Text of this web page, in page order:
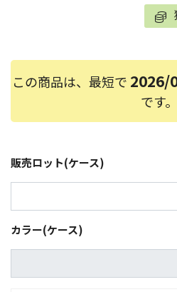
この商品は、最短で 2026/
です。
販売ロット(ケース)
カラー(ケース)